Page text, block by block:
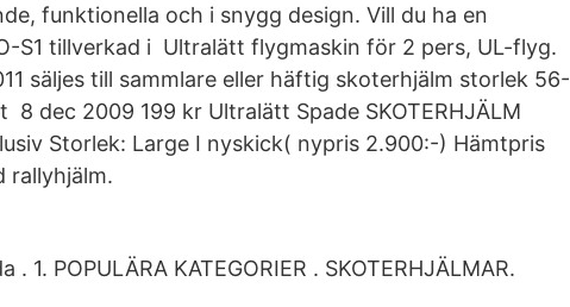
funktionella och i snygg design. Vill du ha en
S1 tillverkad i Ultralätt flygmaskin för 2 pers, UL-flyg.
säljes till sammlare eller häftig skoterhjälm storlek 56-
8 dec 2009 199 kr Ultralätt Spade SKOTERHJÄLM
Storlek: Large I nyskick( nypris 2.900:-) Hämtpris
rallyhjälm.
. 1. POPULÄRA KATEGORIER . SKOTERHJÄLMAR.